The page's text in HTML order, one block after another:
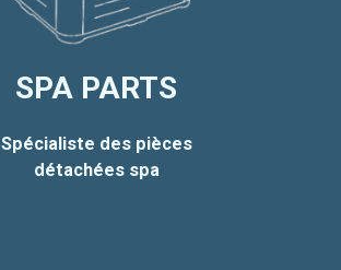
SPA PARTS
Spécialiste des pièces
détachées spa